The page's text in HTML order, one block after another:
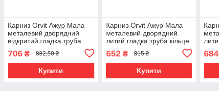
Карниз Orvit Ажур Мала
металевий дворядний
відкритий гладка труба
16\16 мм 120 см (00-
00021362)
706 ₴ 882,50 ₴
Купити
Карниз Orvit Ажур Мала
металевий дворядний
литий гладка труба кільце
металеве Арктіс 16\16 мм
120 см (00-00019205)
652₴ 815 ₴
Купити
684